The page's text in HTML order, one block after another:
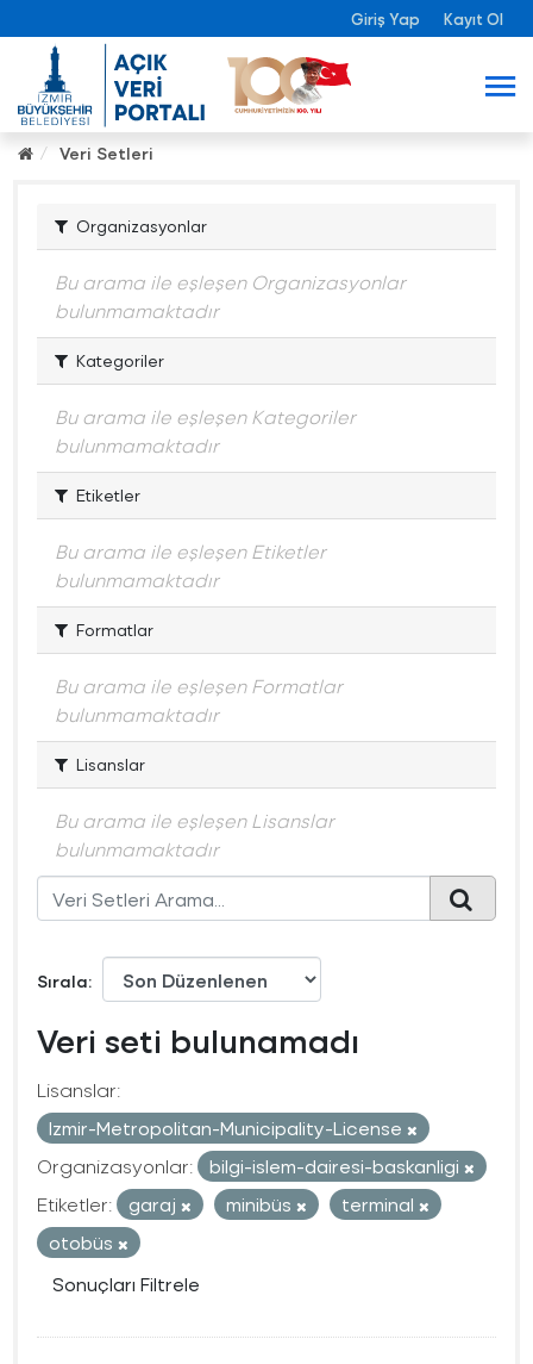
Giriş Yap Kayıt Ol
Veri Setleri
Organizasyonlar
Bu arama ile eşleşen Organizasyonlar
bulunmamaktadır
Kategoriler
Bu arama ile eşleşen Kategoriler
bulunmamaktadır
Etiketler
Bu arama ile eşleşen Etiketler
bulunmamaktadır
Formatlar
Bu arama ile eşleşen Formatlar
bulunmamaktadır
Lisanslar
Bu arama ile eşleşen Lisanslar
bulunmamaktadır
Sırala
Veri seti bulunamadı
Lisanslar:
Izmir-Metropolitan-Municipality-License
Organizasyonlar:
bilgi-islem-dairesi-baskanligi
Etiketler:
garaj minibüs
terminal
otobüs
Sonuçları Filtrele